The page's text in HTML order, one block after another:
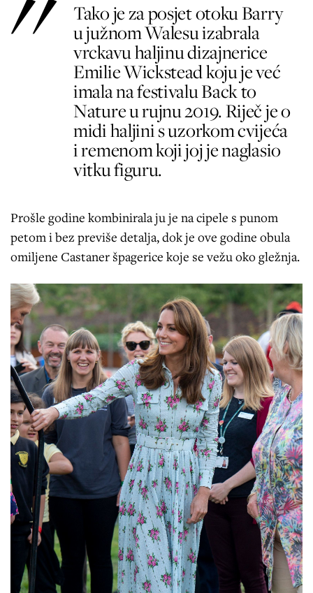
Tako je za posjet otoku Barry
u južnom Walesu izabrala
vrckavu haljinu dizajnerice
Emilie Wickstead koju je već
imala na festivalu Back to
Nature u rujnu 2019. Riječ je o
midi haljini s uzorkom cvijeća
i remenom koji joj je naglasio
vitku figuru.
Prošle godine kombinirala ju je na cipele s punom
petom i bez previše detalja, dok je ove godine obula
omiljene Castaner špagerice koje se vežu oko gležnja.